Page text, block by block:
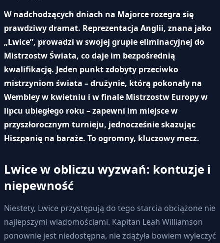
W nadchodzących dniach na Majorce rozegra się
prawdziwy dramat. Reprezentacja Anglii, znana jako
„Lwice”, prowadzi w swojej grupie eliminacyjnej do
Mistrzostw Świata, co daje im bezpośrednią
kwalifikację. Jeden punkt zdobyty przeciwko
mistrzyniom świata – drużynie, którą pokonały na
Wembley w kwietniu i w finale Mistrzostw Europy w
lipcu ubiegłego roku – zapewni im miejsce w
przyszłorocznym turnieju, jednocześnie skazując
Hiszpanię na baraże. To ogromny, kluczowy mecz.
Lwice w obliczu wyzwań: kontuzje i
niepewność
Niestety, Lwice przystępują do tego starcia obciążone nie
najlepszymi wiadomościami. Kapitan Leah Williamson
ponownie jest niedostępna, nie zdążyła bowiem wyleczyć